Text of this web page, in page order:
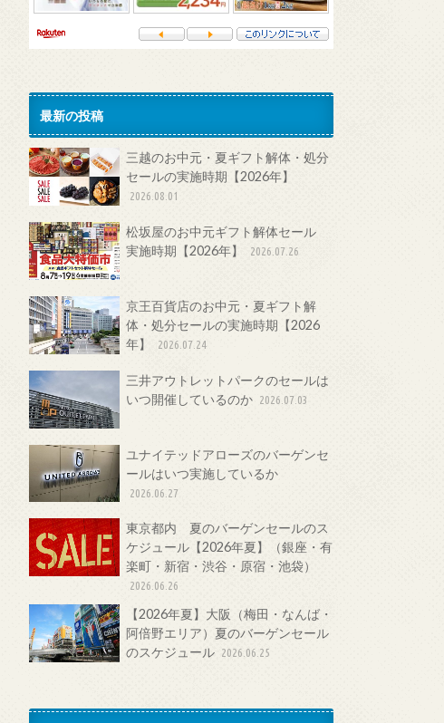
最新の投稿
三越のお中元・夏ギフト解体・処分
セールの実施時期【2026年】
2026.08.01
松坂屋のお中元ギフト解体セール
実施時期【2026年】
2026.07.26
京王百貨店のお中元・夏ギフト解
体・処分セールの実施時期【2026
年】
2026.07.24
三井アウトレットパークのセールは
いつ開催しているのか 2026.07.03
ユナイテッドアローズのバーゲンセ
ールはいつ実施しているか
2026.06.27
東京都内 夏のバーゲンセールのス
ケジュール【2026年夏】（銀座・有
楽町・新宿・渋谷・原宿・池袋）
2026.06.26
【2026年夏】大阪（梅田・なんば・
阿倍野エリア）夏のバーゲンセール
のスケジュール 2026.06.25